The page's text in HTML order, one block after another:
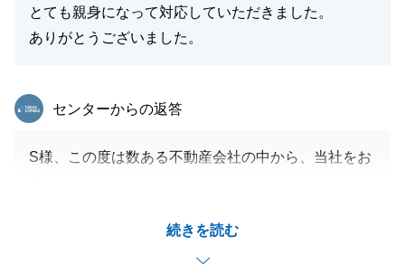
し訳ありません。
S様ご家族のさらなるご多幸を心よりお祈り申し上げ
ます。
とても親身になって対応していただきました。
ありがとうございました。
続きを読む
東急リバブル
センターからの返答
S様、この度は数ある不動産会社の中から、当社をお
たらお気軽にお声がけ下さいませ。
S様からのご連絡いつでもお待ちしております。